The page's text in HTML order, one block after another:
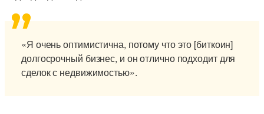
«Я очень оптимистична, потому что это [биткоин]
долгосрочный бизнес, и он отлично подходит для
сделок с недвижимостью».